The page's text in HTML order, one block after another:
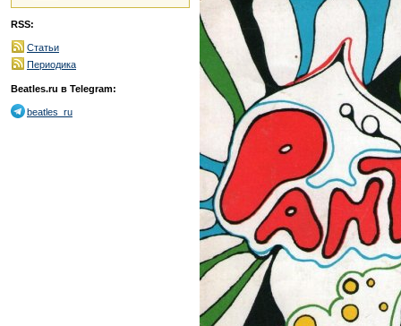
RSS:
Статьи
Периодика
Beatles.ru в Telegram:
beatles_ru